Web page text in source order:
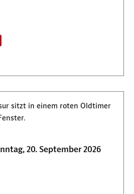
20. September 2026